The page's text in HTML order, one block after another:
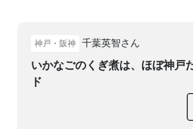
神戸・阪神 千葉英智さん
いかなごのくぎ煮は、ほぼ神戸
ド